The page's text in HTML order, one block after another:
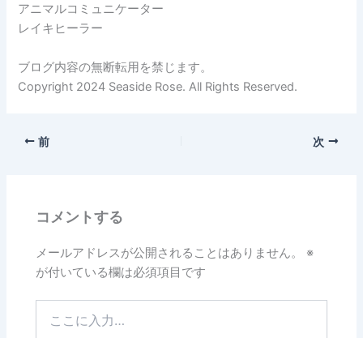
アニマルコミュニケーター
レイキヒーラー
ブログ内容の無断転用を禁じます。
Copyright 2024 Seaside Rose. All Rights Reserved.
前 次
コメントする
メールアドレスが公開されることはありません。
※
が付いている欄は必須項目です